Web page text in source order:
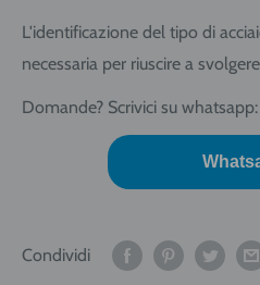
L'identificazione del tipo di
necessaria per riuscire a
Domande? Scrivici su whatsapp:
Condividi